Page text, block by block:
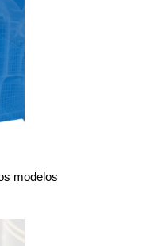
modelos